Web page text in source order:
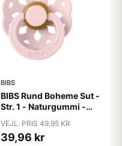
BIBS
BIBS Rund Boheme Sut -
Str. 1 - Naturgummi -
VEJL. PRIS 49,95 KR
39,96 kr